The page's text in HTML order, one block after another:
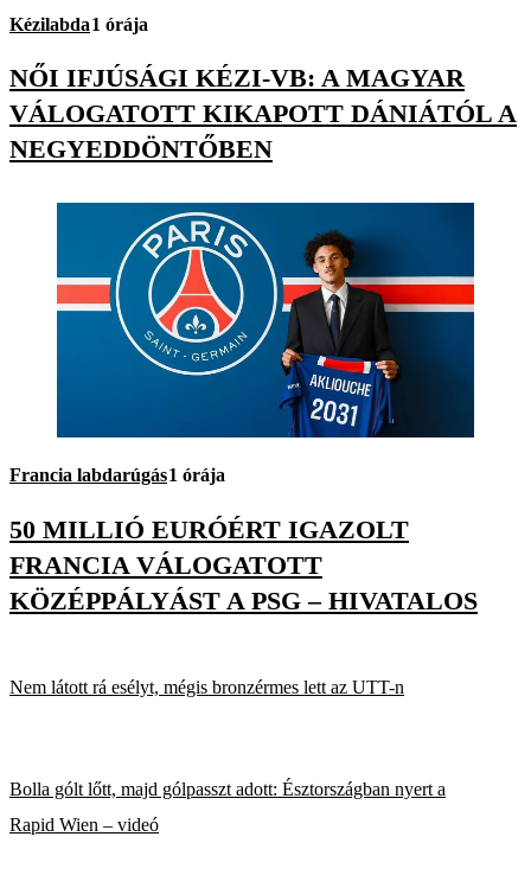
Kézilabda1 órája
NŐI IFJÚSÁGI KÉZI-VB: A MAGYAR
VÁLOGATOTT KIKAPOTT DÁNIÁTÓL A
NEGYEDDÖNTŐBEN
Francia labdarúgás1 órája
50 MILLIÓ EURÓÉRT IGAZOLT
FRANCIA VÁLOGATOTT
KÖZÉPPÁLYÁST A PSG – HIVATALOS
Nem látott rá esélyt, mégis bronzérmes lett az UTT-n
Bolla gólt lőtt, majd gólpasszt adott: Észtországban nyert a
Rapid Wien – videó